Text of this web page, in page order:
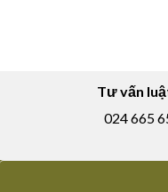
Tư vấn
024 665